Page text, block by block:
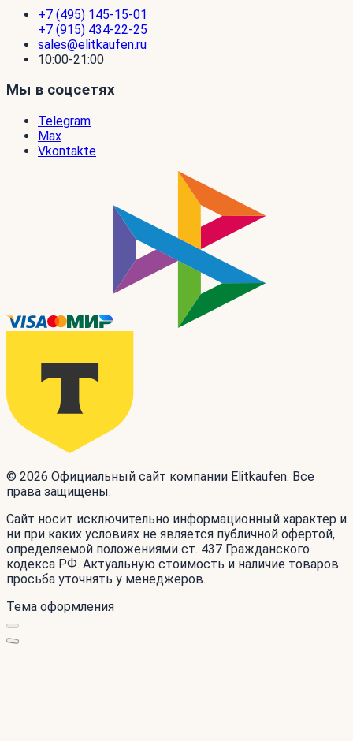
+7 (495) 145-15-01
+7 (915) 434-22-25
sales@elitkaufen.ru
10:00-21:00
Мы в соцсетях
Telegram
Max
Vkontakte
© 2026 Официальный сайт компании Elitkaufen. Все
права защищены.
Сайт носит исключительно информационный характер и
ни при каких условиях не является публичной офертой,
определяемой положениями ст. 437 Гражданского
кодекса РФ. Актуальную стоимость и наличие товаров
просьба уточнять у менеджеров.
Тема оформления